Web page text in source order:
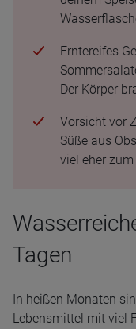
Erntereifes
Der Körper
Vorsicht vor
Süße aus
viel eher
Tagen
In heißen Monaten
Lebensmittel mit viel